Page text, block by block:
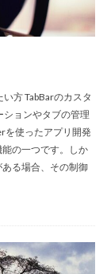
方 TabBarのカスタ
ョンやタブの管理
を使ったアプリ開発
の一つです。しか
る場合、その制御